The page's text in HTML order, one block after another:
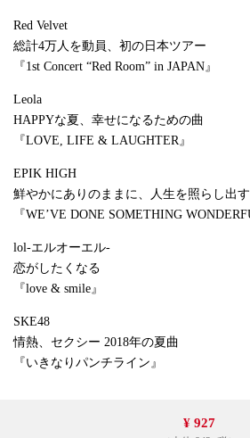
Red Velvet
総計4万人を動員、初の日本ツアー
『1st Concert “Red Room” in JAPAN』
Leola
HAPPYな夏、幸せになるための曲
『LOVE, LIFE & LAUGHTER』
EPIK HIGH
鮮やかにありのままに、人生を照らし出す
『WE’VE DONE SOMETHING
lol-エルオーエル-
恋がしたくなる
『love & smile』
SKE48
情熱、セクシー 2018年の夏曲
『いきなりパンチライン』
¥ 927